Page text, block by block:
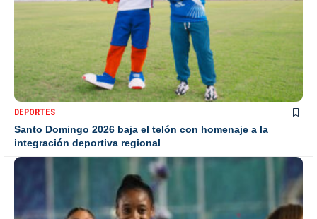
DEPORTES
Santo Domingo 2026 baja el telón con homenaje a la
integración deportiva regional